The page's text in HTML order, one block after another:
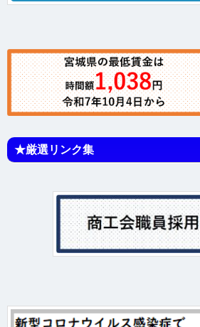
★厳選リンク集